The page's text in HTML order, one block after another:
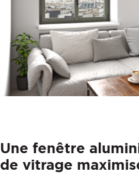
Une fenêtre
de vitrage